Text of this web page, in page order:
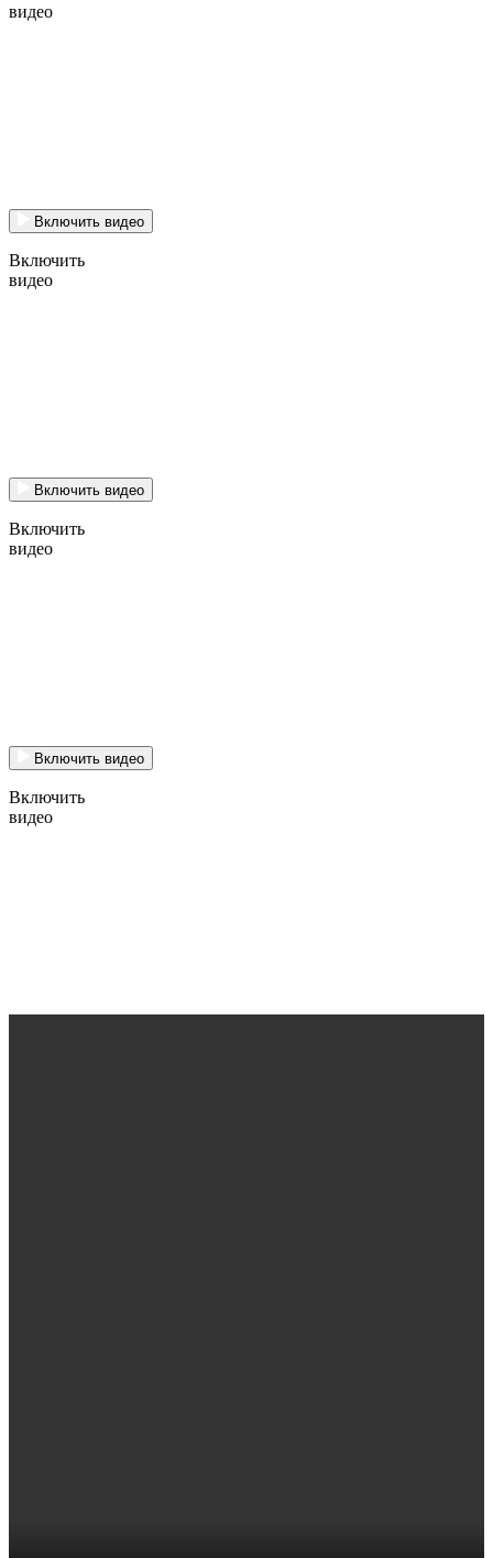
видео
Включить видео
Включить
видео
Включить видео
Включить
видео
Включить видео
Включить
видео